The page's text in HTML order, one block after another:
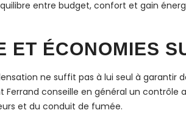
entre budget, confort et gain
ET ÉCONOMIES
ne suffit pas à lui seul à garantir
conseille en général un contrôle
et du conduit de fumée.